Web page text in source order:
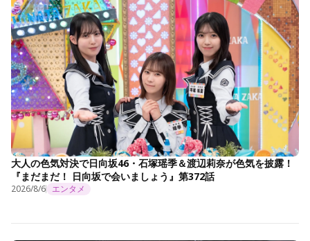
大人の色気対決で日向坂46・石塚瑶季＆渡辺莉奈が色気を披露！
『まだまだ！ 日向坂で会いましょう』第372話
2026/8/6 エンタメ